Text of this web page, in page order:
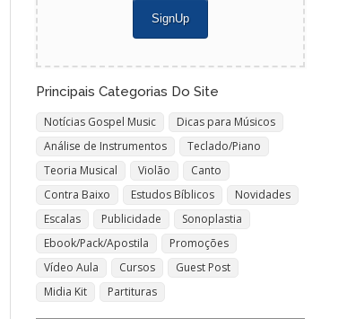
Principais Categorias Do Site
Notícias Gospel Music
Dicas para Músicos
Análise de Instrumentos
Teclado/Piano
Teoria Musical
Violão
Canto
Contra Baixo
Estudos Bíblicos
Novidades
Escalas
Publicidade
Sonoplastia
Ebook/Pack/Apostila
Promoções
Vídeo Aula
Cursos
Guest Post
Midia Kit
Partituras